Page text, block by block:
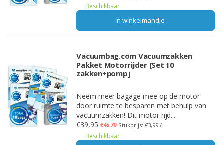
Beschikbaar
in winkelmandje
Vacuumbag.com Vacuumzakken
Pakket Motorrijder [Set 10
zakken+pomp]
Neem meer bagage mee op de motor
door ruimte te besparen met behulp van
vacuumzakken! Dit motor rijd...
€39,95 €45,70 Stukprijs: €3,99 /
Beschikbaar